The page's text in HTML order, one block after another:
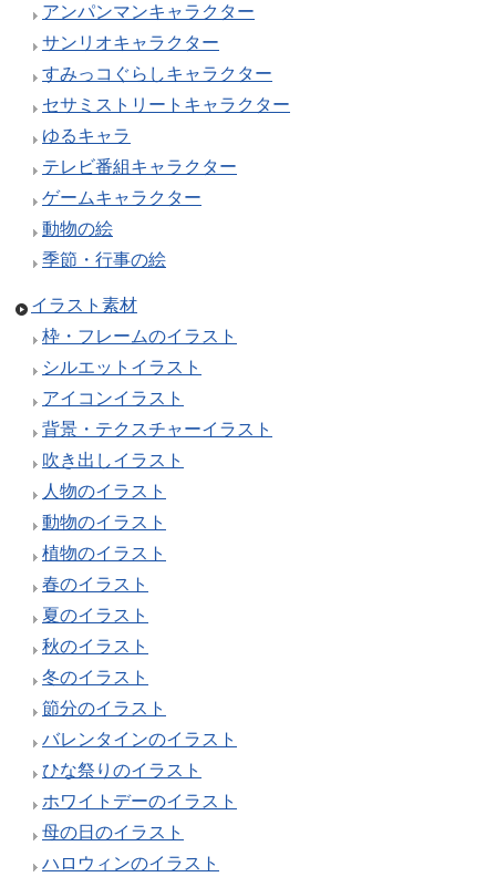
アンパンマンキャラクター
サンリオキャラクター
すみっコぐらしキャラクター
セサミストリートキャラクター
ゆるキャラ
テレビ番組キャラクター
ゲームキャラクター
動物の絵
季節・行事の絵
イラスト素材
枠・フレームのイラスト
シルエットイラスト
アイコンイラスト
背景・テクスチャーイラスト
吹き出しイラスト
人物のイラスト
動物のイラスト
植物のイラスト
春のイラスト
夏のイラスト
秋のイラスト
冬のイラスト
節分のイラスト
バレンタインのイラスト
ひな祭りのイラスト
ホワイトデーのイラスト
母の日のイラスト
ハロウィンのイラスト